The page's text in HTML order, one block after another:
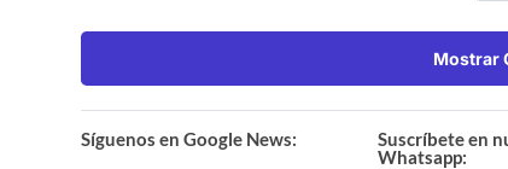
Mostrar
Síguenos en Google News:
Suscríbete en
Whatsapp: